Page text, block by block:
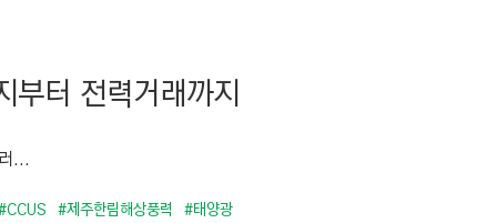
터 전력거래까지
...
#제주한림해상풍력 #태양광